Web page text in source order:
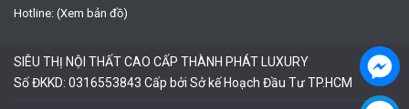
Hotline: (Xem bản đồ)
SIÊU THỊ NỘI THẤT CAO CẤP THÀNH PHÁT LUXURY
Số ĐKKD: 0316553843 Cấp bởi Sở kế Hoạch Đầu Tư TP.HCM